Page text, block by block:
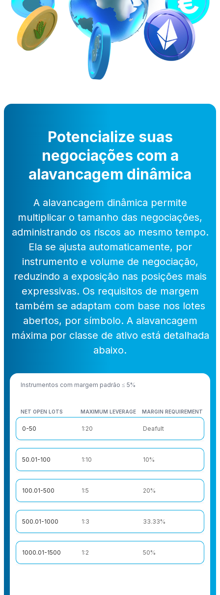
Potencialize suas
negociações com a
alavancagem dinâmica
A alavancagem dinâmica permite
multiplicar o tamanho das negociações,
administrando os riscos ao mesmo tempo.
Ela se ajusta automaticamente, por
instrumento e volume de negociação,
reduzindo a exposição nas posições mais
expressivas. Os requisitos de margem
também se adaptam com base nos lotes
abertos, por símbolo. A alavancagem
máxima por classe de ativo está detalhada
abaixo.
Instrumentos com margem padrão ≤ 5%
NET OPEN LOTS MAXIMUM LEVERAGE MARGIN REQUIREMENT
NET OPEN LOTS MAXIMUM LEVERAGE MARGIN REQUIREMENT
0-50 1:20 Deafult
50.01-100 1:10 10%
100.01-500 1:5 20%
500.01-1000 1:3 33.33%
1000.01-1500 1:2 50%